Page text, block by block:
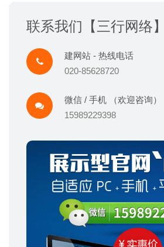
联系我们【三行网络】
建网站 - 热线电话
020-85628720
微信 / 手机 （欢迎咨询）
15989229398